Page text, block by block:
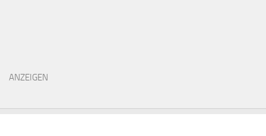
ANZEIGEN